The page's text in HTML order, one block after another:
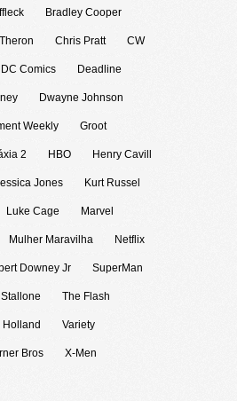
Bradley Cooper
Chris Pratt CW
DC Comics Deadline
Dwayne Johnson
Weekly Groot
2 HBO Henry Cavill
Jones Kurt Russel
Luke Cage Marvel
Mulher Maravilha Netflix
Downey Jr SuperMan
The Flash
Holland Variety
Bros X-Men